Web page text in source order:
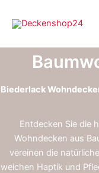
Inhalt
Biederlack
Entdecken Sie die
Wohndecken aus
vereinen die
weichen Haptik und